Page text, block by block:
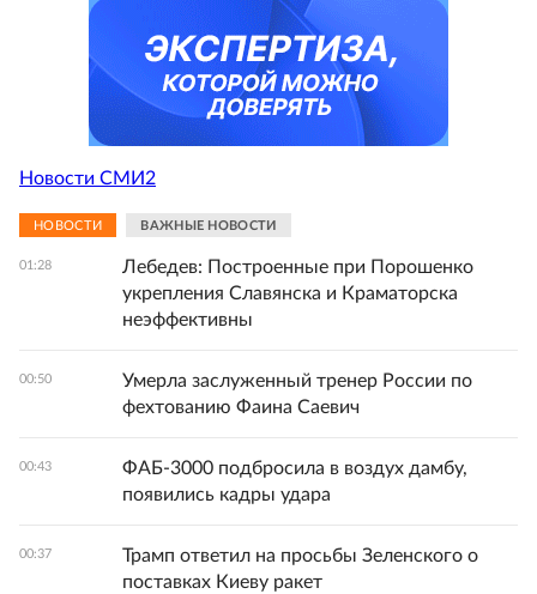
Новости СМИ2
НОВОСТИ ВАЖНЫЕ НОВОСТИ
01:28
Лебедев: Построенные при Порошенко
укрепления Славянска и Краматорска
неэффективны
00:50
Умерла заслуженный тренер России по
фехтованию Фаина Саевич
00:43
ФАБ-3000 подбросила в воздух дамбу,
появились кадры удара
00:37
Трамп ответил на просьбы Зеленского о
поставках Киеву ракет